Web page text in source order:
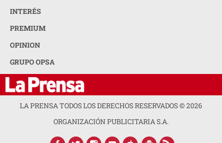
INTERÉS
PREMIUM
OPINION
GRUPO OPSA
LA PRENSA TODOS LOS DERECHOS RESERVADOS ©2026
ORGANIZACIÓN PUBLICITARIA S.A.